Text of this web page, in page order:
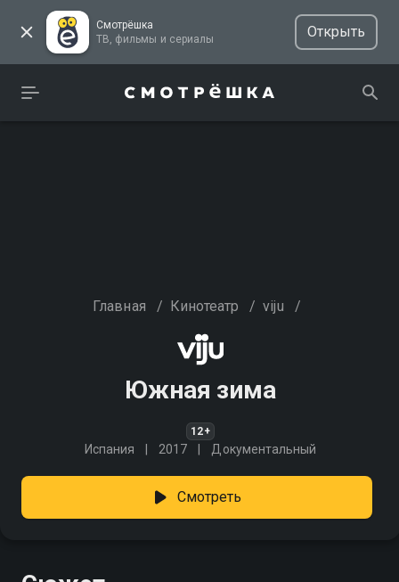
Смотрёшка
ТВ, фильмы и сериалы
Открыть
Главная / Кинотеатр / viju /
Южная зима
12+
Испания 2017 Документальный
Смотреть